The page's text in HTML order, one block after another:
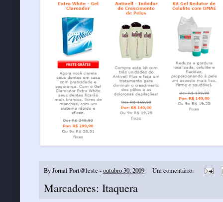
ByJornal Port@leste -outubro 30, 2009 Um comentário:
Marcadores: Itaquera